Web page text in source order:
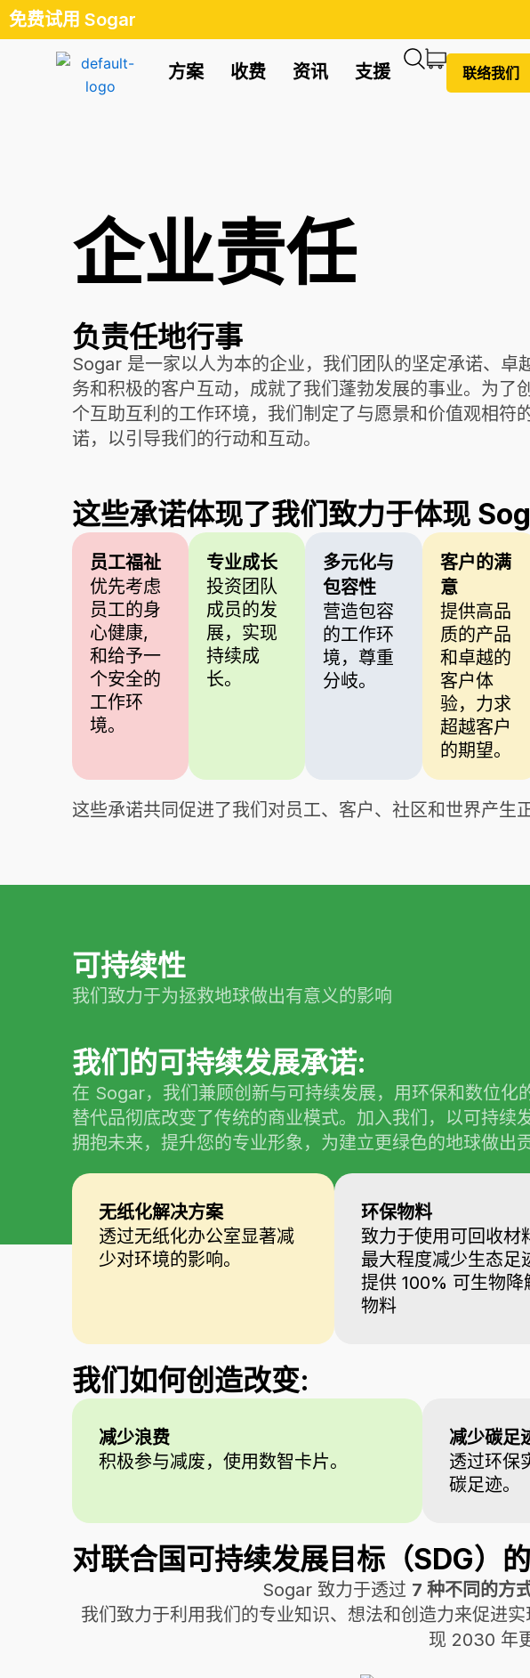
跳免费试用 Sogar
方案 收费 资讯 支援 联络我们
企业责任
负责任地行事
Sogar 是一家以人为本的企业，我们团队的坚定承诺、卓
务和积极的客户互动，成就了我们蓬勃发展的事业。为了
个互助互利的工作环境，我们制定了与愿景和价值观相符
诺，以引导我们的行动和互动。
这些承诺体现了我们致力于体现
员工福祉
优先考虑
员工的身
心健康,
和给予一
个安全的
工作环
境。
专业成长
投资团队
成员的发
展，实现
持续成
长。
多元化与
包容性
营造包容
的工作环
境，尊重
分岐。
客户的满
意
提供高品
质的产品
和卓越的
客户体
验，力求
超越客户
的期望。
这些承诺共同促进了我们对员工、客户、社区和世界产生
可持续性
我们致力于为拯救地球做出有意义的影响
我们的可持续发展承诺:
在 Sogar，我们兼顾创新与可持续发展，用环保和数位化
替代品彻底改变了传统的商业模式。加入我们，以可持续
拥抱未来，提升您的专业形象，为建立更绿色的地球做出贡
无纸化解决方案
透过无纸化办公室显著减
少对环境的影响。
环保物料
致力于使用可回收材
最大程度减少生态足
提供 100% 可生物降
物料
我们如何创造改变:
减少浪费
积极参与减废，使用数智卡片。
减少碳足
透过环保
碳足迹。
对联合国可持续发展目标（SDG）
Sogar 致力于透过 7 种不同的方
我们致力于利用我们的专业知识、想法和创造力来促进
现 2030 年